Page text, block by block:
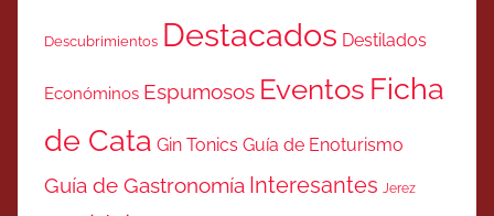
Descubrimientos Destacados Destilados
Económinos Espumosos Eventos Ficha
de Cata Gin Tonics Guía de Enoturismo
Guía de Gastronomía Interesantes Jerez